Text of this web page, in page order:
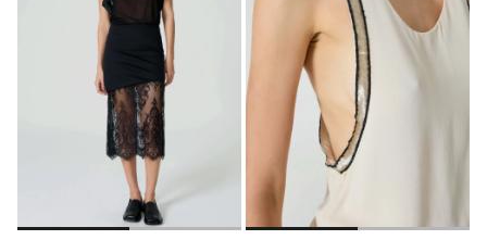
42 M